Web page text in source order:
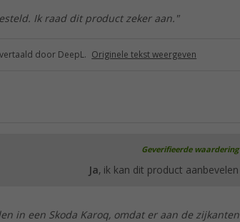
Ik raad dit product zeker aan."
door DeepL. Originele tekst weergeven
Geverifieerde waardering
Ja, ik kan dit product aanbevelen
in een Skoda Karoq, omdat er aan de zijkanten